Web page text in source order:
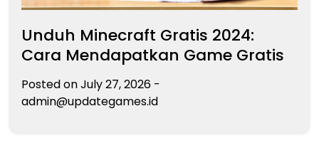
Unduh Minecraft Gratis 2024:
Cara Mendapatkan Game Gratis
Posted onJuly 27, 2026 -
admin@updategames.id